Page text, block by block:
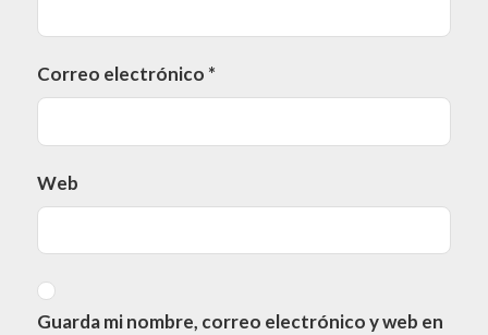
Correo electrónico *
Web
Guarda mi nombre, correo electrónico y web en